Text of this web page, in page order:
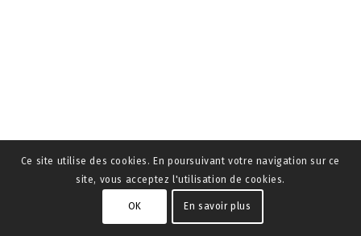
Ce site utilise des cookies. En poursuivant votre navigation sur ce
site, vous acceptez l'utilisation de cookies.
OK En savoir plus